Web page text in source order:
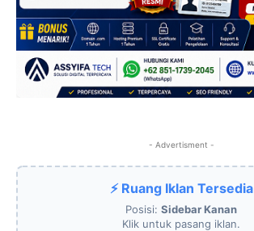
- Advertisment -
⚡ Ruang Iklan Tersedia
Posisi: Sidebar Kanan
Klik untuk pasang iklan.